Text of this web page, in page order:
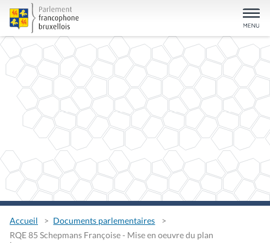
Accueil
Documents parlementaires
RQE 85 Schepmans Françoise - Mise en oeuvre du plan